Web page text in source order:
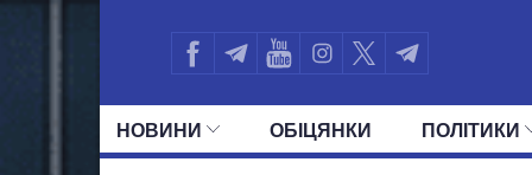
НОВИНИ ОБIЦЯНКИ ПОЛIТИКИ